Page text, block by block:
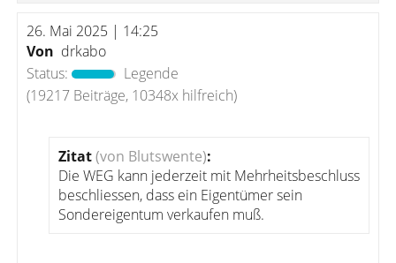
26. Mai 2025 | 14:25
Von drkabo
Status:
Legende
(19217 Beiträge, 10348x hilfreich)
Zitat(von Blutswente):
Die WEG kann jederzeit mit Mehrheitsbeschluss
beschliessen, dass ein Eigentümer sein
Sondereigentum verkaufen muß.